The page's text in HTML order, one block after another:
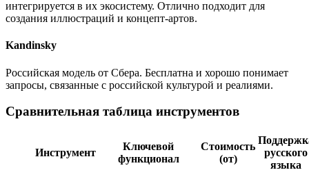
интегрируется в их экосистему. Отлично подходит для
создания иллюстраций и концепт-артов.
Kandinsky
Российская модель от Сбера. Бесплатна и хорошо понимает
запросы, связанные с российской культурой и реалиями.
Сравнительная таблица инструментов
Инструмент
Ключевой
функционал
Стоимость
(от)
русского
языка